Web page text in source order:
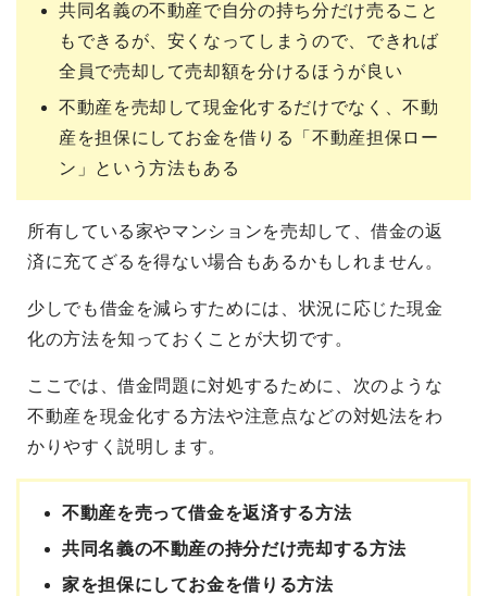
共同名義の不動産で自分の持ち分だけ売ること
もできるが、安くなってしまうので、できれば
全員で売却して売却額を分けるほうが良い
不動産を売却して現金化するだけでなく、不動
産を担保にしてお金を借りる「不動産担保ロー
ン」という方法もある
所有している家やマンションを売却して、借金の返
済に充てざるを得ない場合もあるかもしれません。
少しでも借金を減らすためには、状況に応じた現金
化の方法を知っておくことが大切です。
ここでは、借金問題に対処するために、次のような
不動産を現金化する方法や注意点などの対処法をわ
かりやすく説明します。
不動産を売って借金を返済する方法
共同名義の不動産の持分だけ売却する方法
家を担保にしてお金を借りる方法